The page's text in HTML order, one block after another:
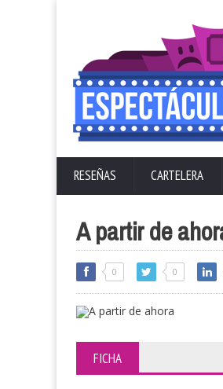
RESEÑAS CARTELERA
A partir de
0 0
FICHA